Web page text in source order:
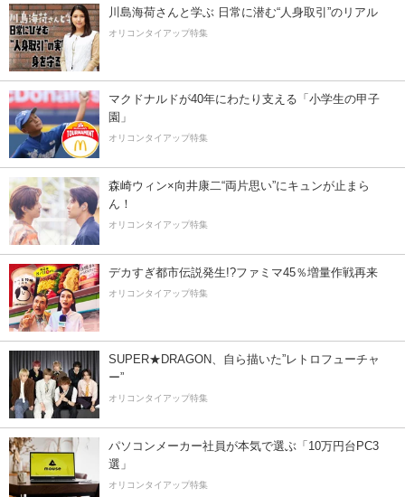
川島海荷さんと学ぶ 日常に潜む“人身取引”のリアル
オリコンタイアップ特集
マクドナルドが40年にわたり支える「小学生の甲子
園」
オリコンタイアップ特集
森崎ウィン×向井康二“両片思い”にキュンが止まら
ん！
オリコンタイアップ特集
デカすぎ都市伝説発生!?ファミマ45％増量作戦再来
オリコンタイアップ特集
SUPER★DRAGON、自ら描いた”レトロフューチャ
ー”
オリコンタイアップ特集
パソコンメーカー社員が本気で選ぶ「10万円台PC3
選」
オリコンタイアップ特集